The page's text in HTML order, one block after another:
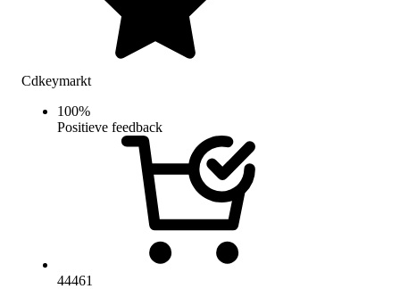
Cdkeymarkt
100%
Positieve feedback
44461